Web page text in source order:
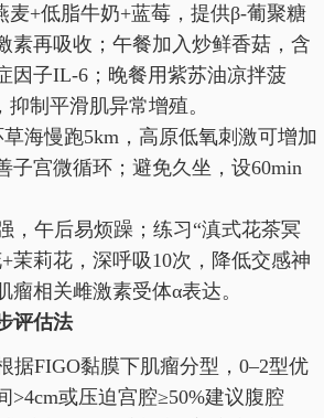
麦+低脂牛奶+蓝莓，提供β-葡聚糖
素再吸收；午餐加入炒鲜香菇，含
因子IL-6；晚餐用紫苏油凉拌菠
制平滑肌异常增殖。
海慢跑5km，高原低氧刺激可增加
子宫微循环；避免久坐，设60min
，午后易烦躁；练习“滇式花茶冥
莉花，深呼吸10次，降低交感神
瘤相关雌激素受体α表达。
评估法
据FIGO黏膜下肌瘤分型，0–2型优
>4cm或压迫宫腔≥50%建议腹腔